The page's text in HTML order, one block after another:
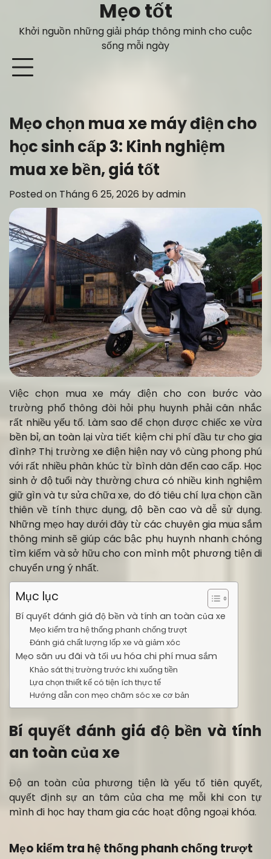
content
Mẹo tốt
Khởi nguồn những giải pháp thông minh cho cuộc
sống mỗi ngày
Mẹo chọn mua xe máy điện cho
học sinh cấp 3: Kinh nghiệm
mua xe bền, giá tốt
Posted on Tháng 6 25, 2026 byadmin
Việc chọn mua xe máy điện cho con bước vào
trường phổ thông đòi hỏi phụ huynh phải cân nhắc
rất nhiều yếu tố. Làm sao để chọn được chiếc xe vừa
bền bỉ, an toàn lại vừa tiết kiệm chi phí đầu tư cho gia
đình? Thị trường xe điện hiện nay vô cùng phong phú
với rất nhiều phân khúc từ bình dân đến cao cấp. Học
sinh ở độ tuổi này thường chưa có nhiều kinh nghiệm
giữ gìn và tự sửa chữa xe, do đó tiêu chí lựa chọn cần
thiên về tính thực dụng, độ bền cao và dễ sử dụng.
Những mẹo hay dưới đây từ các chuyên gia mua sắm
thông minh sẽ giúp các bậc phụ huynh nhanh chóng
tìm kiếm và sở hữu cho con mình một phương tiện di
chuyển ưng ý nhất.
Mục lục
Bí quyết đánh giá độ bền và tính an toàn của xe
Mẹo kiểm tra hệ thống phanh chống trượt
Đánh giá chất lượng lốp xe và giảm xóc
Mẹo săn ưu đãi và tối ưu hóa chi phí mua sắm
Khảo sát thị trường trước khi xuống tiền
Lựa chọn thiết kế có tiện ích thực tế
Hướng dẫn con mẹo chăm sóc xe cơ bản
Bí quyết đánh giá độ bền và tính
an toàn của xe
Độ an toàn của phương tiện là yếu tố tiên quyết,
quyết định sự an tâm của cha mẹ mỗi khi con tự
mình đi học hay tham gia các hoạt động ngoại khóa.
Mẹo kiểm tra hệ thống phanh chống trượt